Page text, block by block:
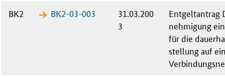
BK2 BK2-03-​003
31.03.200
3
Ent­gelt­an­trag
neh­mi­gung
für die
stel­lung auf